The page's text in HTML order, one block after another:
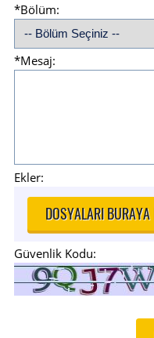
*Bölüm:
*Mesaj:
Ekler:
DOSYALARI
Güvenlik Kodu: